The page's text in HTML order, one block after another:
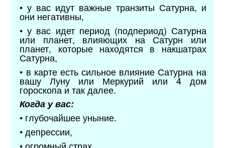
• у вас идут важные транзиты Сатурна, и
они негативны,
• у вас идет период (подпериод) Сатурна
или планет, влияющих на Сатурн или
планет, которые находятся в накшатрах
Сатурна,
• в карте есть сильное влияние Сатурна на
вашу Луну или Меркурий или 4 дом
гороскопа и так далее.
Когда у вас:
• глубочайшее уныние.
• депрессии,
• огромный страх,